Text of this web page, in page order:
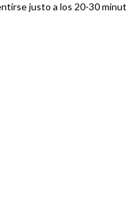
justo a los 20-30